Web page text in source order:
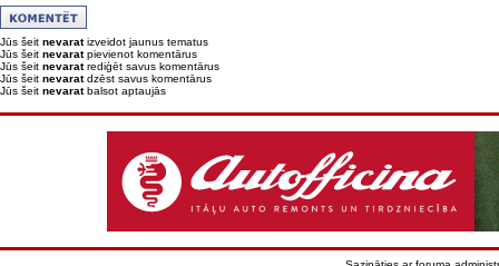
Jūs šeit nevaratizveidot jaunus tematus
Jūs šeit nevaratpievienot komentārus
Jūs šeit nevaratrediģēt savus komentārus
Jūs šeit nevaratdzēst savus komentārus
Jūs šeit nevaratbalsot aptaujās